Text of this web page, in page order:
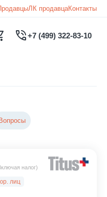
ЛК продавцаКонтакты
+7 (499) 322-83-10
Вопросы
налог)
лиц